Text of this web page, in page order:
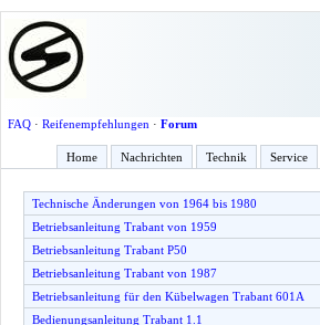
FAQ· Reifenempfehlungen · Forum
Home Nachrichten Technik Service
Technische Änderungen von 1964 bis 1980
Betriebsanleitung Trabant von 1959
Betriebsanleitung Trabant P50
Betriebsanleitung Trabant von 1987
Betriebsanleitung für den Kübelwagen Trabant 601A
Bedienungsanleitung Trabant 1.1